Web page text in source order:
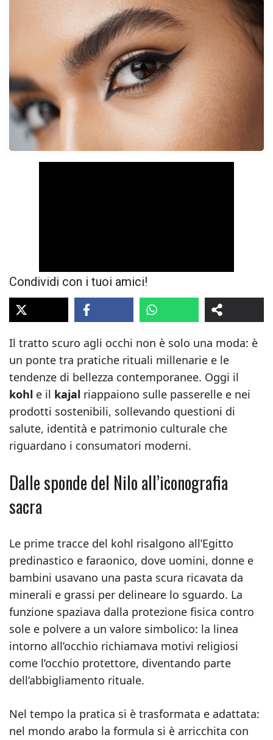
Condividi con i tuoi amici!
Il tratto scuro agli occhi non è solo una moda: è
un ponte tra pratiche rituali millenarie e le
tendenze di bellezza contemporanee. Oggi il
kohl e il kajal riappaiono sulle passerelle e nei
prodotti sostenibili, sollevando questioni di
salute, identità e patrimonio culturale che
riguardano i consumatori moderni.
Dalle sponde del Nilo all’iconografia
sacra
Le prime tracce del kohl risalgono all’Egitto
predinastico e faraonico, dove uomini, donne e
bambini usavano una pasta scura ricavata da
minerali e grassi per delineare lo sguardo. La
funzione spaziava dalla protezione fisica contro
sole e polvere a un valore simbolico: la linea
intorno all’occhio richiamava motivi religiosi
come l’occhio protettore, diventando parte
dell’abbigliamento rituale.
Nel tempo la pratica si è trasformata e adattata:
nel mondo arabo la formula si è arricchita con